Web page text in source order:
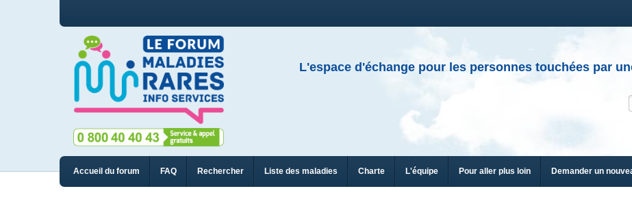
L'espace d'échange pour les personnes touchées par
Accueil du forum FAQ Rechercher Liste des maladies Charte L'équipe Pour aller plus loin Demander un